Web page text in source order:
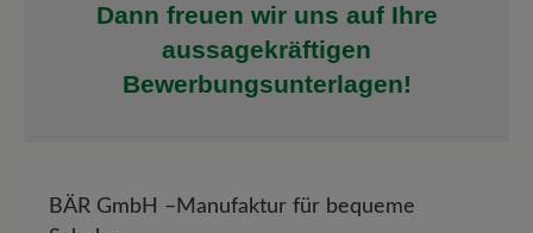
Dann freuen wir uns auf Ihre
aussagekräftigen
Bewerbungsunterlagen!
BÄR GmbH – Manufaktur für bequeme